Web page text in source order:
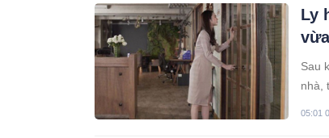
Ly
Sau
nhà,
05:01